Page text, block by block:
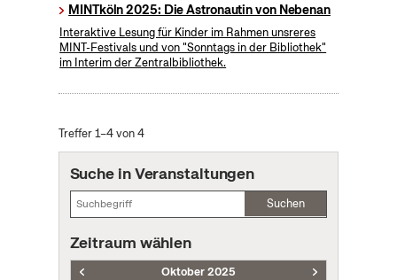
MINTköln 2025: Die Astronautin von Nebenan
Interaktive Lesung für Kinder im Rahmen unsreres
MINT-Festivals und von "Sonntags in der Bibliothek"
im Interim der Zentralbibliothek.
Treffer 1–4 von 4
Suche in Veranstaltungen
Suchen
Zeitraum wählen
Oktober 2025